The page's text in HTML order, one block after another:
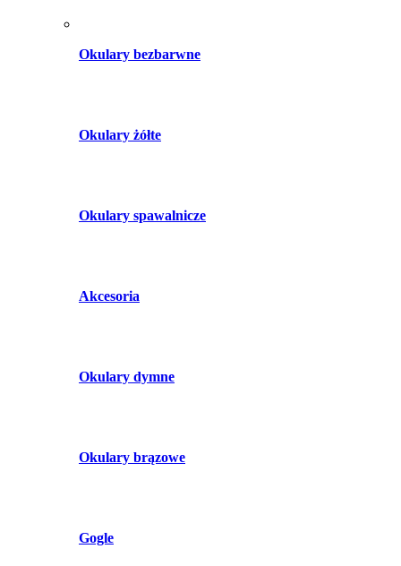
Okulary bezbarwne
Okulary żółte
Okulary spawalnicze
Akcesoria
Okulary dymne
Okulary brązowe
Gogle